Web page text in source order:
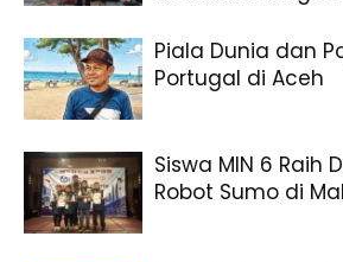
Piala Dunia dan
Portugal di Aceh
Siswa MIN 6 Raih
Robot Sumo di